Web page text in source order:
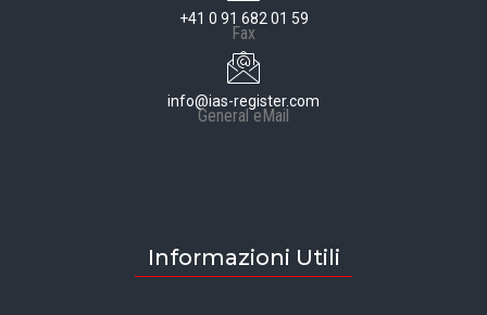
+41 0 91 682 01 59
Fax
info@ias-register.com
General eMail
Informazioni Utili